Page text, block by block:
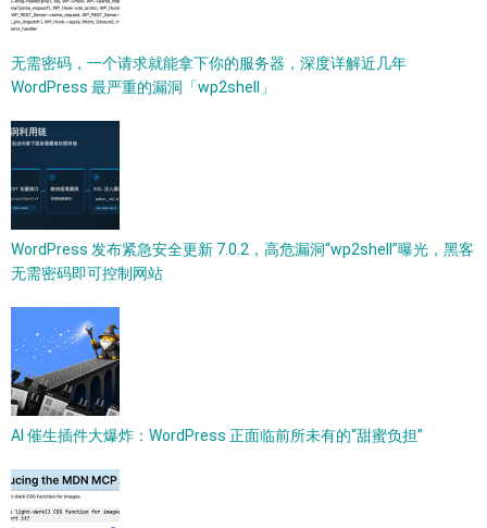
无需密码，一个请求就能拿下你的服务器，深度详解近几年
WordPress 最严重的漏洞「wp2shell」
WordPress 发布紧急安全更新 7.0.2，高危漏洞“wp2shell”曝光，黑客
无需密码即可控制网站
AI 催生插件大爆炸：WordPress 正面临前所未有的“甜蜜负担”